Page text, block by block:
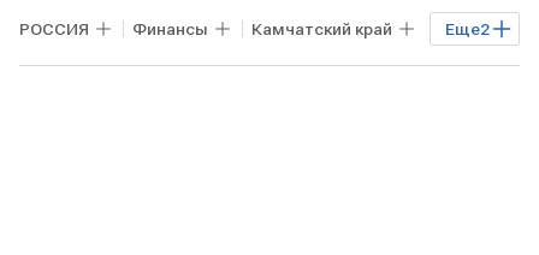
Еще2
РОССИЯ Финансы Камчатский край
Дагестан ЧЕЧНЯ